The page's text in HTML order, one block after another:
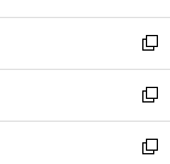
ウ
で
開
く
ン
ド
ウ
で
開
く
新
し
い
ウ
ィ
新
し
い
新